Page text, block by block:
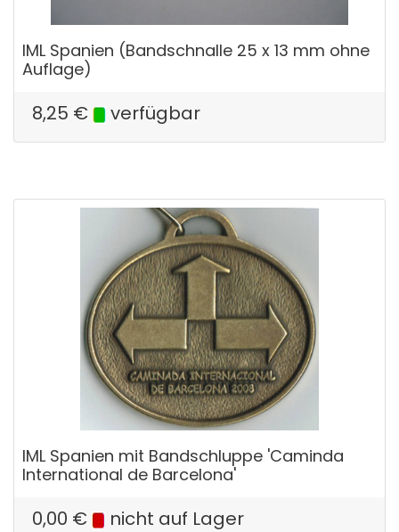
IML Spanien (Bandschnalle 25 x 13 mm ohne
Auflage)
8,25 € verfügbar
IML Spanien mit Bandschluppe 'Caminda
International de Barcelona'
0,00 € nicht auf Lager